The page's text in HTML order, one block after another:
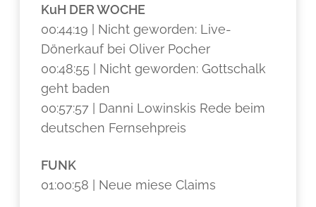
KuH DER WOCHE
00:44:19 | Nicht geworden: Live-
Dönerkauf bei Oliver Pocher
00:48:55 | Nicht geworden: Gottschalk
geht baden
00:57:57 | Danni Lowinskis Rede beim
deutschen Fernsehpreis
FUNK
01:00:58 | Neue miese Claims